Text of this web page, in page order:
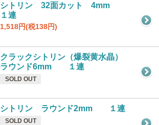
シトリン 32面カット 4mm
１連
1,518円(税138円)
クラックシトリン（爆裂黄水晶）
ラウンド6mm １連
SOLD OUT
シトリン ラウンド2mm １連
SOLD OUT